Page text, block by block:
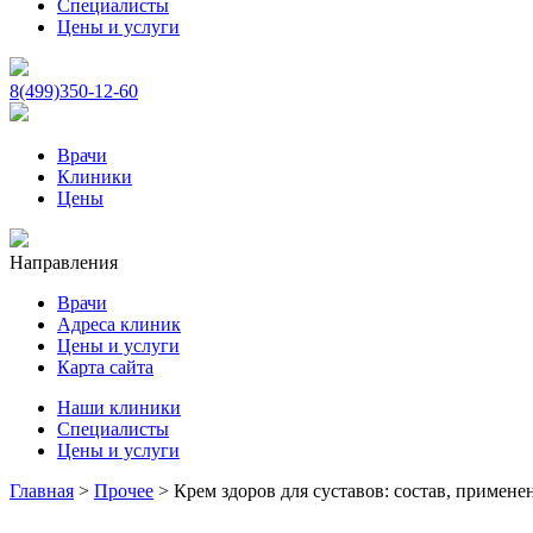
Специалисты
Цены и услуги
8(499)350-12-60
Врачи
Клиники
Цены
Направления
Врачи
Адреса клиник
Цены и услуги
Карта сайта
Наши клиники
Специалисты
Цены и услуги
Главная > Прочее > Крем здоров для суставов: состав,